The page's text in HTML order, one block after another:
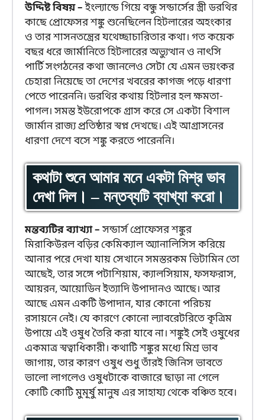
উদ্দিষ্ট বিষয় –ইংল্যান্ডে গিয়ে বন্ধু সন্ডার্সের স্ত্রী ডরথির
কাছে প্রোফেসর শঙ্কু শুনেছিলেন হিটলারের অহংকার
ও তার শাসনতন্ত্রের যথেচ্ছাচারিতার কথা। গত কয়েক
বছর ধরে জার্মানিতে হিটলারের অভ্যুত্থান ও নাৎসি
পার্টি সংগঠনের কথা জানলেও সেটা যে এমন ভয়ংকর
চেহারা নিয়েছে তা দেশের খবরের কাগজ পড়ে ধারণা
পেতে পারেননি। ডরথির কথায় হিটলার হল ক্ষমতা-
পাগল। সমস্ত ইউরোপকে গ্রাস করে সে একটা বিশাল
জার্মান রাজ্য প্রতিষ্ঠার স্বপ্ন দেখছে। এই আগ্রাসনের
ধারণা দেশে বসে শঙ্কু করতে পারেননি।
কথাটা শুনে আমার মনে একটা মিশ্র ভাব
দেখা দিল। – মন্তব্যটি ব্যাখ্যা করো।
মন্তব্যটির ব্যাখ্যা –সন্ডার্স প্রোফেসর শঙ্কুর
মিরাকিউরল বড়ির কেমিক্যাল অ্যানালিসিস করিয়ে
আনার পরে দেখা যায় সেখানে সমস্তরকম ভিটামিন তো
আছেই, তার সঙ্গে পটাশিয়াম, ক্যালসিয়াম, ফসফরাস,
আয়রন, আয়োডিন ইত্যাদি উপাদানও আছে। আর
আছে এমন একটি উপাদান, যার কোনো পরিচয়
রসায়নে নেই। যে কারণে কোনো ল্যাবরেটরিতে কৃত্রিম
উপায়ে এই ওষুধ তৈরি করা যাবে না। শঙ্কুই সেই ওষুধের
একমাত্র স্বত্বাধিকারী। কথাটি শঙ্কুর মধ্যে মিশ্র ভাব
জাগায়, তার কারণ ওষুধ শুধু তাঁরই জিনিস ভাবতে
ভালো লাগলেও ওষুধটাকে বাজারে ছাড়া না গেলে
কোটি কোটি মুমূর্ষু মানুষ এর সাহায্য থেকে বঞ্চিত হবে।